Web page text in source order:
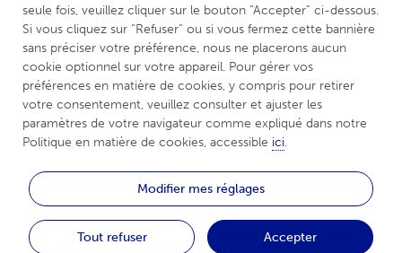
Puis-je transmettre mon
rhumatisme inflammatoire à mes
enfants?
Le mode de transmission de cette maladie est
complexe. Le risque de transmission est de 1
sur 30 pour la polyarthrite rhumatoïde et le
rhumatisme psoriasique, et il varie de 1 sur 6 à 1
Existe-t-il un remède curatif
contre le rhumatisme
inflammatoire?
seule fois, veuillez cliquer sur le bouton “Accepter” ci-dessous.
Si vous cliquez sur “Refuser” ou si vous fermez cette bannière
sans préciser votre préférence, nous ne placerons aucun
cookie optionnel sur votre appareil. Pour gérer vos
préférences en matière de cookies, y compris pour retirer
votre consentement, veuillez consulter et ajuster les
paramètres de votre navigateur comme expliqué dans notre
Politique en matière de cookies, accessible ici.
Tout refuser
Modifier mes réglages
Accepter